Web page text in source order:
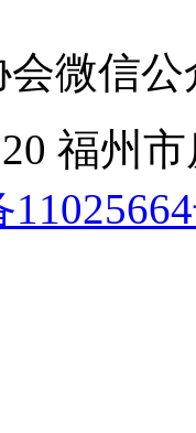
微信公
福州